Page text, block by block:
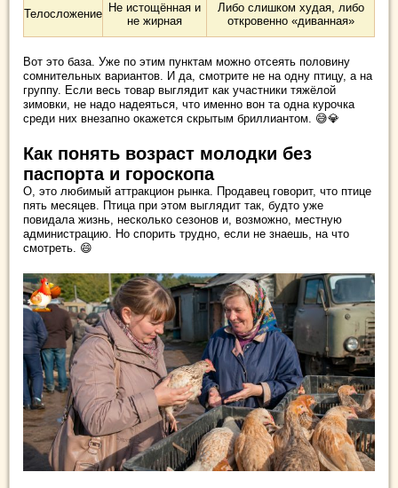
Телосложение Не истощённая и
не жирная
Либо слишком худая, либо
откровенно «диванная»
Вот это база. Уже по этим пунктам можно отсеять половину
сомнительных вариантов. И да, смотрите не на одну птицу, а на
группу. Если весь товар выглядит как участники тяжёлой
зимовки, не надо надеяться, что именно вон та одна курочка
среди них внезапно окажется скрытым бриллиантом. 😅💎
Как понять возраст молодки без
паспорта и гороскопа
О, это любимый аттракцион рынка. Продавец говорит, что птице
пять месяцев. Птица при этом выглядит так, будто уже
повидала жизнь, несколько сезонов и, возможно, местную
администрацию. Но спорить трудно, если не знаешь, на что
смотреть. 😄